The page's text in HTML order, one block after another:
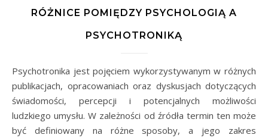
RÓŻNICE POMIĘDZY PSYCHOLOGIĄ A
PSYCHOTRONIKĄ
Psychotronika jest pojęciem wykorzystywanym w różnych
publikacjach, opracowaniach oraz dyskusjach dotyczących
świadomości, percepcji i potencjalnych możliwości
ludzkiego umysłu. W zależności od źródła termin ten może
być definiowany na różne sposoby, a jego zakres